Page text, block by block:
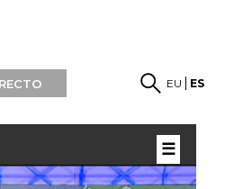
EU ES
☰